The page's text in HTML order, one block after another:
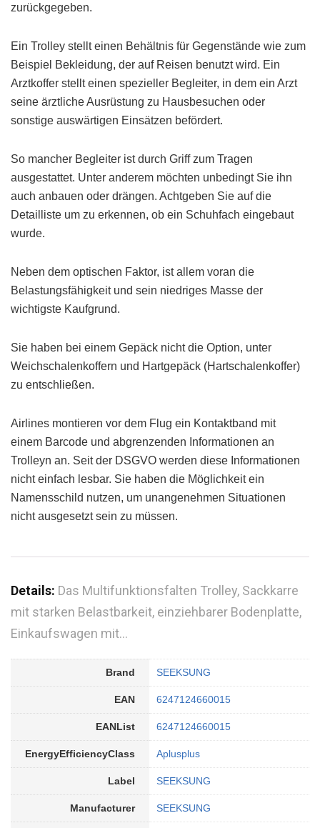
zurückgegeben.
Ein Trolley stellt einen Behältnis für Gegenstände wie zum
Beispiel Bekleidung, der auf Reisen benutzt wird. Ein
Arztkoffer stellt einen spezieller Begleiter, in dem ein Arzt
seine ärztliche Ausrüstung zu Hausbesuchen oder
sonstige auswärtigen Einsätzen befördert.
So mancher Begleiter ist durch Griff zum Tragen
ausgestattet. Unter anderem möchten unbedingt Sie ihn
auch anbauen oder drängen. Achtgeben Sie auf die
Detailliste um zu erkennen, ob ein Schuhfach eingebaut
wurde.
Neben dem optischen Faktor, ist allem voran die
Belastungsfähigkeit und sein niedriges Masse der
wichtigste Kaufgrund.
Sie haben bei einem Gepäck nicht die Option, unter
Weichschalenkoffern und Hartgepäck (Hartschalenkoffer)
zu entschließen.
Airlines montieren vor dem Flug ein Kontaktband mit
einem Barcode und abgrenzenden Informationen an
Trolleyn an. Seit der DSGVO werden diese Informationen
nicht einfach lesbar. Sie haben die Möglichkeit ein
Namensschild nutzen, um unangenehmen Situationen
nicht ausgesetzt sein zu müssen.
Details: Das Multifunktionsfalten Trolley, Sackkarre
mit starken Belastbarkeit, einziehbarer Bodenplatte,
Einkaufswagen mit…
Brand SEEKSUNG
EAN 6247124660015
EANList 6247124660015
EnergyEfficiencyClass Aplusplus
Label SEEKSUNG
Manufacturer SEEKSUNG